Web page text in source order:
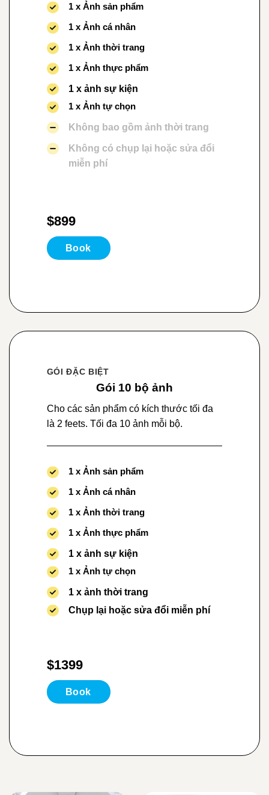
1 x Ảnh sản phẩm
1 x Ảnh cá nhân
1 x Ảnh thời trang
1 x Ảnh thực phẩm
1 x ảnh sự kiện
1 x Ảnh tự chọn
Không bao gồm ảnh thời trang
Không có chụp lại hoặc sửa đổi
miễn phí
$899
Book
GÓI ĐẶC BIỆT
Gói 10 bộ ảnh
Cho các sản phẩm có kích thước tối đa
là 2 feets. Tối đa 10 ảnh mỗi bộ.
1 x Ảnh sản phẩm
1 x Ảnh cá nhân
1 x Ảnh thời trang
1 x Ảnh thực phẩm
1 x ảnh sự kiện
1 x Ảnh tự chọn
1 x ảnh thời trang
Chụp lại hoặc sửa đổi miễn phí
$1399
Book